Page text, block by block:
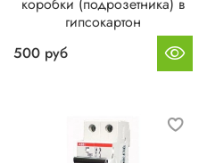
коробки (подрозетника) в
гипсокартон
500 руб